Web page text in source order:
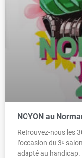
NOYON au
Retrouvez-nous les
l’occasion du 3ᵉ
adapté au handicap.